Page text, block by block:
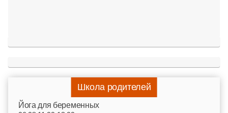
Школа родителей
Йога для беременных